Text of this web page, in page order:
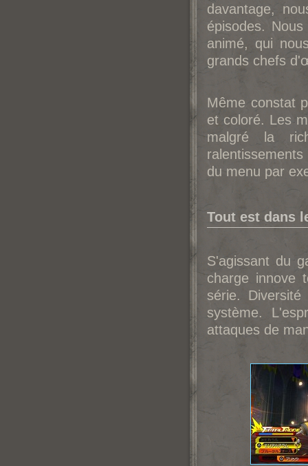
davantage,
épisodes.
animé, qui
grands chefs
Même constat
et coloré. Les
malgré la
du menu par
Tout est dans
S'agissant du
charge innove
série.
système.
attaques de